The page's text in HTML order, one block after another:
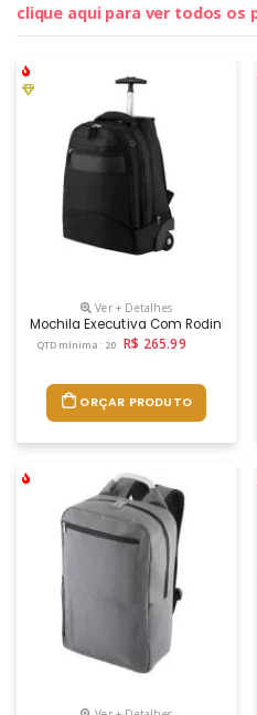
clique aqui para ver todos
Ver + Detalhes
Mochila Executiva Com Rodinha,
QTD mínima: 20 R$ 265.99
ORÇAR PRODUTO